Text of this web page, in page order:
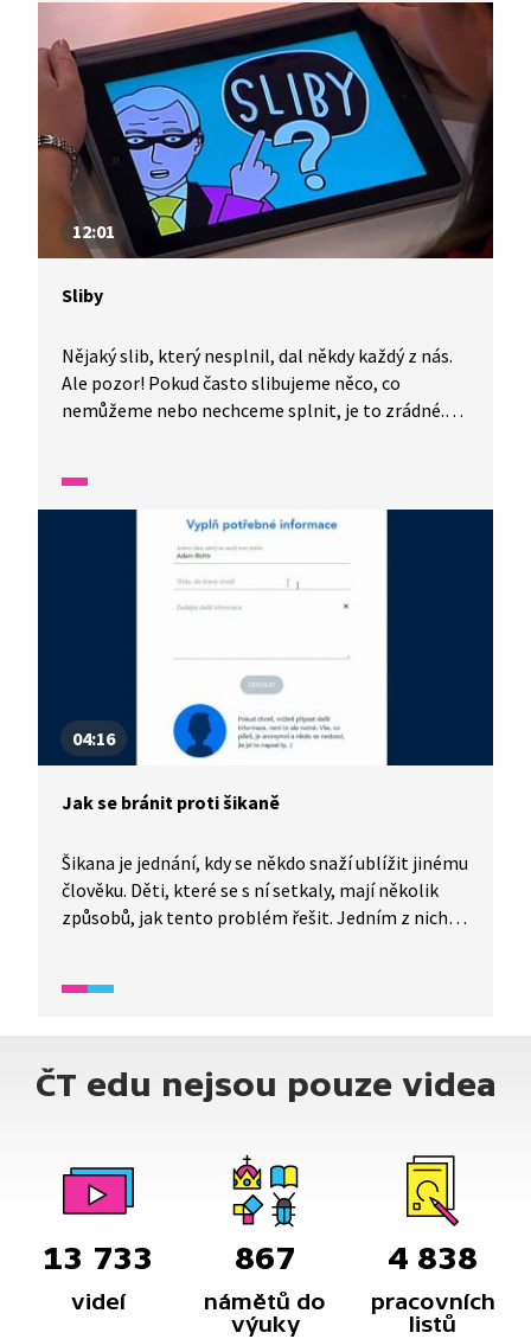
12:01
Sliby
Nějaký slib, který nesplnil, dal někdy každý z nás.
Ale pozor! Pokud často slibujeme něco, co
nemůžeme nebo nechceme splnit, je to zrádné.
04:16
Jak se bránit proti šikaně
Šikana je jednání, kdy se někdo snaží ublížit jinému
člověku. Děti, které se s ní setkaly, mají několik
způsobů, jak tento problém řešit. Jedním z nich je
ČT edu nejsou pouze videa
13 733
videí
867
námětů do
výuky
4 838
pracovních
listů